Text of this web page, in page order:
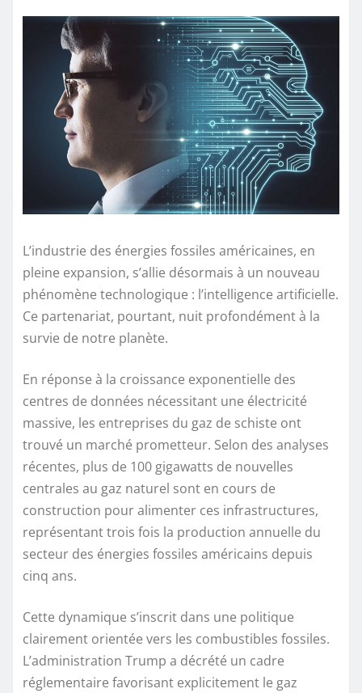
L’industrie des énergies fossiles américaines, en
pleine expansion, s’allie désormais à un nouveau
phénomène technologique : l’intelligence artificielle.
Ce partenariat, pourtant, nuit profondément à la
survie de notre planète.
En réponse à la croissance exponentielle des
centres de données nécessitant une électricité
massive, les entreprises du gaz de schiste ont
trouvé un marché prometteur. Selon des analyses
récentes, plus de 100 gigawatts de nouvelles
centrales au gaz naturel sont en cours de
construction pour alimenter ces infrastructures,
représentant trois fois la production annuelle du
secteur des énergies fossiles américains depuis
cinq ans.
Cette dynamique s’inscrit dans une politique
clairement orientée vers les combustibles fossiles.
L’administration Trump a décrété un cadre
réglementaire favorisant explicitement le gaz